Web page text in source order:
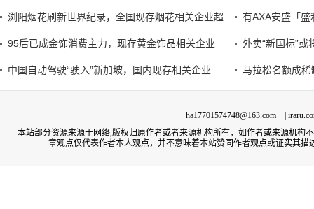
浏阳烟花刷新世界纪录，全国现存烟花相关企业超 有AXA安盛「
95后已成金饰消费主力，现存黄金饰品相关企业 外卖“新国标”
中国自动驾驶“驶入”新加坡，国内现存相关企业 马拉松名额成
ha17701574748@163.com |
本站部分资源来源于网络,版权归原作者或者来源机构所有，如作者或来源机
章观点仅代表作者本人观点，并不意味着本站赞同作者观点或证实其